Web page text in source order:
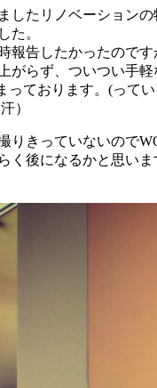
したリノベーション
た。
報告したかったのです
がらず、ついつい手軽
っております。(って
）
りきっていないので
く後になるかと思いま